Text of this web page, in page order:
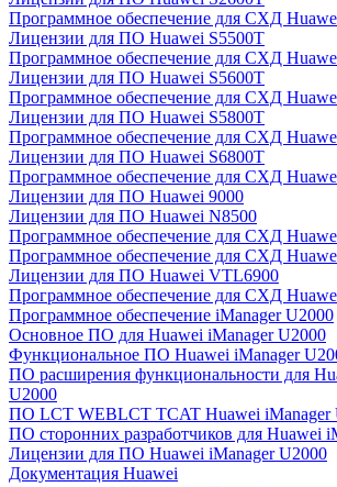
Программное обеспечение для СХД
Лицензии для ПО Huawei S5500T
Программное обеспечение для СХД
Лицензии для ПО Huawei S5600T
Программное обеспечение для СХД
Лицензии для ПО Huawei S5800T
Программное обеспечение для СХД
Лицензии для ПО Huawei S6800T
Программное обеспечение для СХД
Лицензии для ПО Huawei 9000
Лицензии для ПО Huawei N8500
Программное обеспечение для СХД
Программное обеспечение для СХД
Лицензии для ПО Huawei VTL6900
Программное обеспечение для СХД
Программное обеспечение iManager U2000
Основное ПО для Huawei iManager U2000
Функциональное ПО Huawei iManager
ПО расширения функциональности для
U2000
ПО LCT WEBLCT TCAT Huawei iManager
ПО сторонних разработчиков для Huawei
Лицензии для ПО Huawei iManager U2000
Документация Huawei